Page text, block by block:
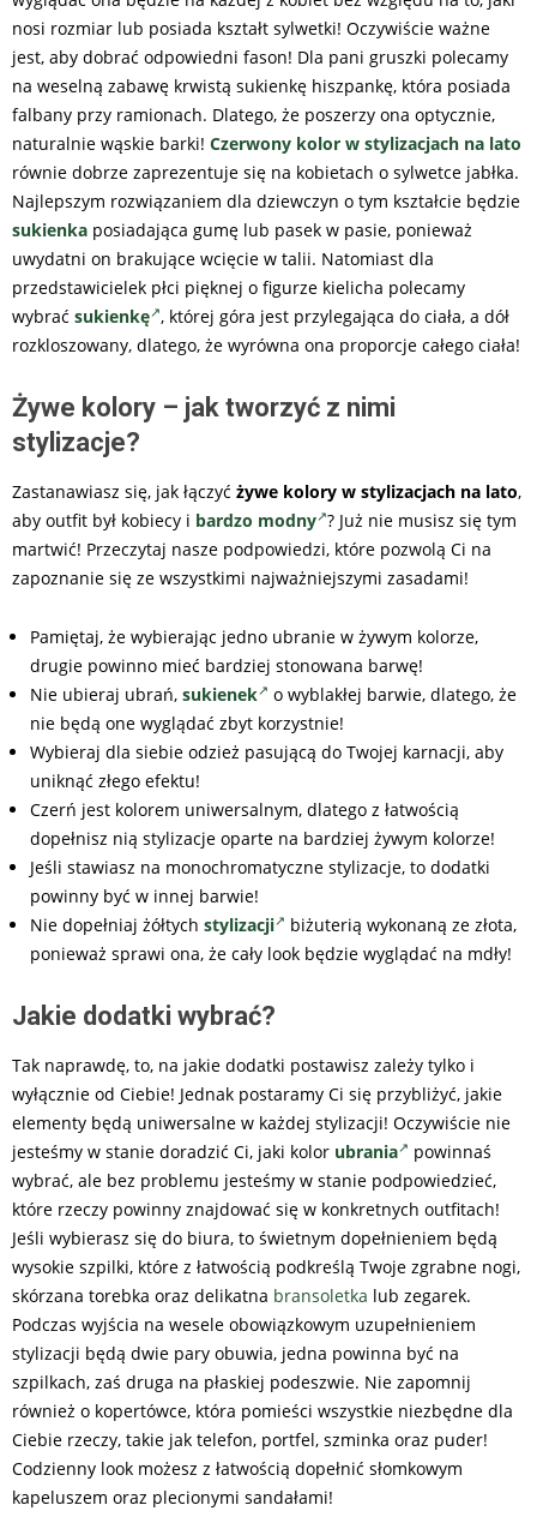
nosi rozmiar lub posiada kształt sylwetki! Oczywiście ważne
jest, aby dobrać odpowiedni fason! Dla pani gruszki polecamy
na weselną zabawę krwistą sukienkę hiszpankę, która posiada
falbany przy ramionach. Dlatego, że poszerzy ona optycznie,
naturalnie wąskie barki! Czerwony kolor w stylizacjach na lato
równie dobrze zaprezentuje się na kobietach o sylwetce jabłka.
Najlepszym rozwiązaniem dla dziewczyn o tym kształcie będzie
sukienka posiadająca gumę lub pasek w pasie, ponieważ
uwydatni on brakujące wcięcie w talii. Natomiast dla
przedstawicielek płci pięknej o figurze kielicha polecamy
wybrać sukienkę , której góra jest przylegająca do ciała, a dół
rozkloszowany, dlatego, że wyrówna ona proporcje całego ciała!
Żywe kolory – jak tworzyć z nimi
stylizacje?
Zastanawiasz się, jak łączyć żywe kolory w stylizacjach na lato,
aby outfit był kobiecy i bardzo modny ? Już nie musisz się tym
martwić! Przeczytaj nasze podpowiedzi, które pozwolą Ci na
zapoznanie się ze wszystkimi najważniejszymi zasadami!
Pamiętaj, że wybierając jedno ubranie w żywym kolorze,
drugie powinno mieć bardziej stonowana barwę!
Nie ubieraj ubrań, sukienek
o wyblakłej barwie, dlatego, że
nie będą one wyglądać zbyt korzystnie!
Wybieraj dla siebie odzież pasującą do Twojej karnacji, aby
uniknąć złego efektu!
Czerń jest kolorem uniwersalnym, dlatego z łatwością
dopełnisz nią stylizacje oparte na bardziej żywym kolorze!
Jeśli stawiasz na monochromatyczne stylizacje, to dodatki
powinny być w innej barwie!
Nie dopełniaj żółtych stylizacji
biżuterią wykonaną ze złota,
ponieważ sprawi ona, że cały look będzie wyglądać na mdły!
Jakie dodatki wybrać?
Tak naprawdę, to, na jakie dodatki postawisz zależy tylko i
wyłącznie od Ciebie! Jednak postaramy Ci się przybliżyć, jakie
elementy będą uniwersalne w każdej stylizacji! Oczywiście nie
jesteśmy w stanie doradzić Ci, jaki kolor ubrania
powinnaś
wybrać, ale bez problemu jesteśmy w stanie podpowiedzieć,
które rzeczy powinny znajdować się w konkretnych outfitach!
Jeśli wybierasz się do biura, to świetnym dopełnieniem będą
wysokie szpilki, które z łatwością podkreślą Twoje zgrabne nogi,
skórzana torebka oraz delikatna bransoletka lub zegarek.
Podczas wyjścia na wesele obowiązkowym uzupełnieniem
stylizacji będą dwie pary obuwia, jedna powinna być na
szpilkach, zaś druga na płaskiej podeszwie. Nie zapomnij
również o kopertówce, która pomieści wszystkie niezbędne dla
Ciebie rzeczy, takie jak telefon, portfel, szminka oraz puder!
Codzienny look możesz z łatwością dopełnić słomkowym
kapeluszem oraz plecionymi sandałami!